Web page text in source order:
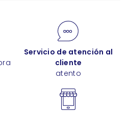
Servicio de atención al
cliente
atento